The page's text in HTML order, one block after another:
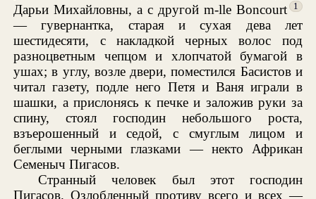
Дарьи Михайловны, а с другой m-lle Boncourt
1
— гувернантка, старая и сухая дева лет
шестидесяти, с накладкой черных волос под
разноцветным чепцом и хлопчатой бумагой в
ушах; в углу, возле двери, поместился Басистов и
читал газету, подле него Петя и Ваня играли в
шашки, а прислонясь к печке и заложив руки за
спину, стоял господин небольшого роста,
взъерошенный и седой, с смуглым лицом и
беглыми черными глазками — некто Африкан
Семеныч Пигасов.
Странный человек был этот господин
Пигасов. Озлобленный противу всего и всех —